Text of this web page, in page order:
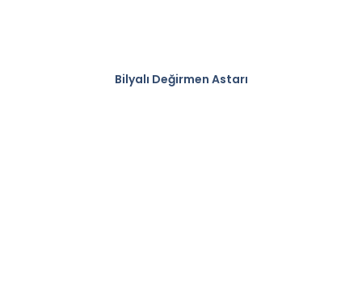
Bilyalı Değirmen Astarı